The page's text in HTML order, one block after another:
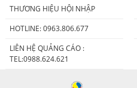
THƯƠNG HIỆU HỘI NHẬP
HOTLINE: 0963.806.677
LIÊN HỆ QUẢNG CÁO :
TEL:0988.624.621